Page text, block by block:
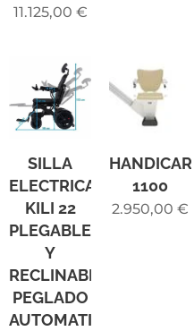
11.125,00 €
SILLA
ELECTRICA
KILI 22
PLEGABLE
Y
RECLINABLE
PEGLADO
AUTOMATICO
HANDICARE
1100
2.950,00 €